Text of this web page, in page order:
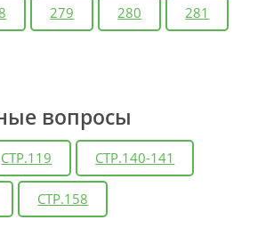
279 280 281
вопросы
СТР.119 СТР.140-141
СТР.158